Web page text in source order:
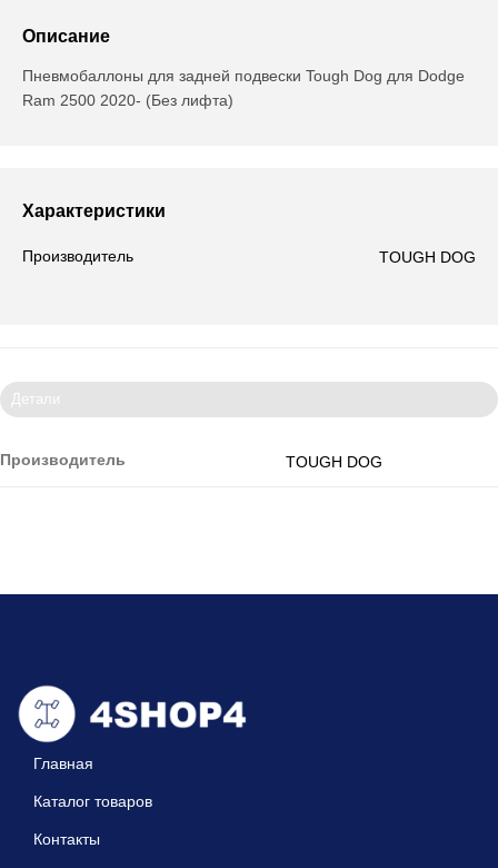
Описание
Пневмобаллоны для задней подвески Tough Dog для Dodge
Ram 2500 2020- (Без лифта)
Характеристики
Производитель TOUGH DOG
Детали
Производитель TOUGH DOG
Главная
Каталог товаров
Контакты